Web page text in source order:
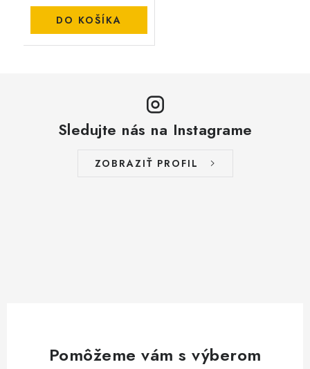
DO KOŠÍKA
Sledujte nás na Instagrame
ZOBRAZIŤ PROFIL
Pomôžeme vám s výberom